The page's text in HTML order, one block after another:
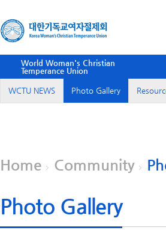
World Woman's Christian
Temperance Union
WCTU NEWS Photo Gallery
Home Community
Photo Gallery